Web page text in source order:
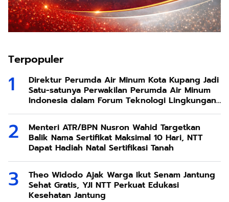
Terpopuler
Direktur Perumda Air Minum Kota Kupang Jadi
Satu-satunya Perwakilan Perumda Air Minum
Indonesia dalam Forum Teknologi Lingkungan
Menteri ATR/BPN Nusron Wahid Targetkan
Balik Nama Sertifikat Maksimal 10 Hari, NTT
Dapat Hadiah Natal Sertifikasi Tanah
Theo Widodo Ajak Warga Ikut Senam Jantung
Sehat Gratis, YJI NTT Perkuat Edukasi
Kesehatan Jantung